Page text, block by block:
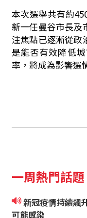
本次選舉共有約
新一任曼谷市長及
注焦點已逐漸從政
是能否有效降低
率，將成為影響選
一周熱門話
新冠疫情持續飆升 常見八大症狀 沒發燒也
可能感染